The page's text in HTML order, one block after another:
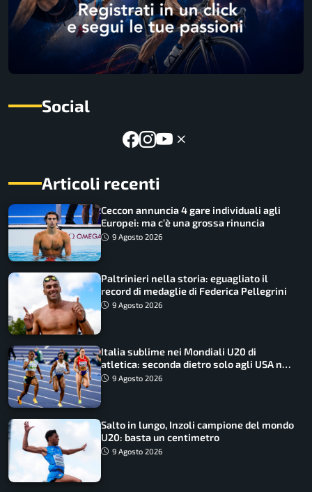
Social
Articoli recenti
Ceccon annuncia 4 gare individuali agli
Europei: ma c’è una grossa rinuncia
9 Agosto 2026
Paltrinieri nella storia: eguagliato il
record di medaglie di Federica Pellegrini
9 Agosto 2026
Italia sublime nei Mondiali U20 di
atletica: seconda dietro solo agli USA nel
medagliere
9 Agosto 2026
Salto in lungo, Inzoli campione del mondo
U20: basta un centimetro
9 Agosto 2026